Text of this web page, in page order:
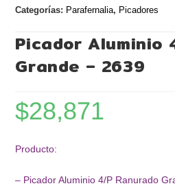
Categorías: Parafernalia, Picadores
Picador Aluminio
Grande – 2639
$28,871
Producto:
– Picador Aluminio 4/P Ranurado